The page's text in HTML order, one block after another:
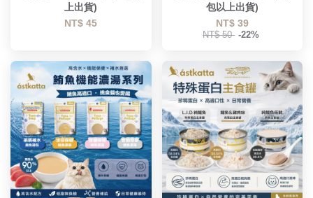
上出貨)
NT$ 45
包以上出貨)
NT$ 39
NT$ 50 -22%